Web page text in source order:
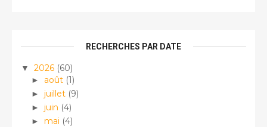
RECHERCHES PAR DATE
▼ 2026 (60)
► août (1)
► juillet (9)
► juin (4)
► mai (4)